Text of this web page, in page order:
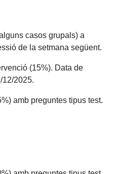
casos grupals) a
de la setmana següent.
(15%). Data de
12/2025.
amb preguntes tipus test.